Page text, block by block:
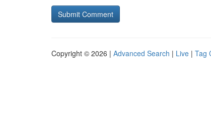
Copyright © 2026 | Advanced Search | Live | Tag